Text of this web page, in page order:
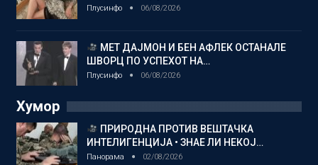
Плусинфо 06/08/2026
МЕТ ДАЈМОН И БЕН АФЛЕК ОСТАНАЛЕ
ШВОРЦ ПО УСПЕХОТ НА…
Плусинфо 06/08/2026
Хумор
ПРИРОДНА ПРОТИВ ВЕШТАЧКА
ИНТЕЛИГЕНЦИЈА • ЗНАЕ ЛИ НЕКОЈ…
Панорама 02/08/2026